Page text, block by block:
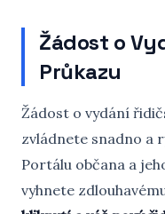
Žádost o
Průkazu
Žádost o vydání
zvládnete snadno a
Portálu občana a
vyhnete